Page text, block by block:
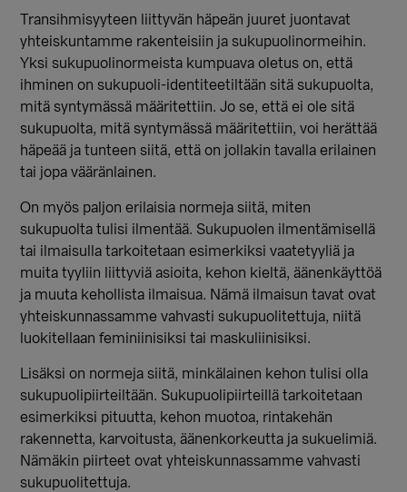
Transihmisyyteen liittyvän häpeän juuret juontavat
yhteiskuntamme rakenteisiin ja sukupuolinormeihin.
Yksi sukupuolinormeista kumpuava oletus on, että
ihminen on sukupuoli-identiteetiltään sitä sukupuolta,
mitä syntymässä määritettiin. Jo se, että ei ole sitä
sukupuolta, mitä syntymässä määritettiin, voi herättää
häpeää ja tunteen siitä, että on jollakin tavalla erilainen
tai jopa vääränlainen.
On myös paljon erilaisia normeja siitä, miten
sukupuolta tulisi ilmentää. Sukupuolen ilmentämisellä
tai ilmaisulla tarkoitetaan esimerkiksi vaatetyyliä ja
muita tyyliin liittyviä asioita, kehon kieltä, äänenkäyttöä
ja muuta kehollista ilmaisua. Nämä ilmaisun tavat ovat
yhteiskunnassamme vahvasti sukupuolitettuja, niitä
luokitellaan feminiinisiksi tai maskuliinisiksi.
Lisäksi on normeja siitä, minkälainen kehon tulisi olla
sukupuolipiirteiltään. Sukupuolipiirteillä tarkoitetaan
esimerkiksi pituutta, kehon muotoa, rintakehän
rakennetta, karvoitusta, äänenkorkeutta ja sukuelimiä.
Nämäkin piirteet ovat yhteiskunnassamme vahvasti
sukupuolitettuja.